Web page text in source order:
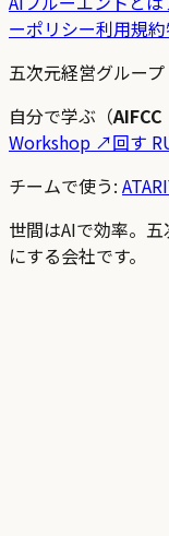
ーポリシー利用規約
五次元経営グループ
自分で学ぶ（AIFCC
Workshop ↗回す
チームで使う:
世間はAIで効率。
にする会社です。